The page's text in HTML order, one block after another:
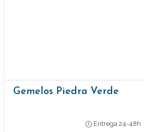
Gemelos Piedra Verde
Entrega 24-48h